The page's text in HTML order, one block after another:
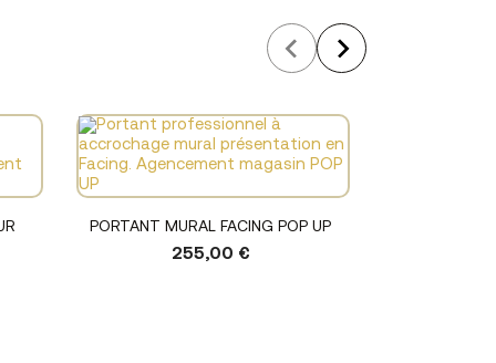
Voir le produit
PORTANT MURAL FACING POP UP
255,00 €